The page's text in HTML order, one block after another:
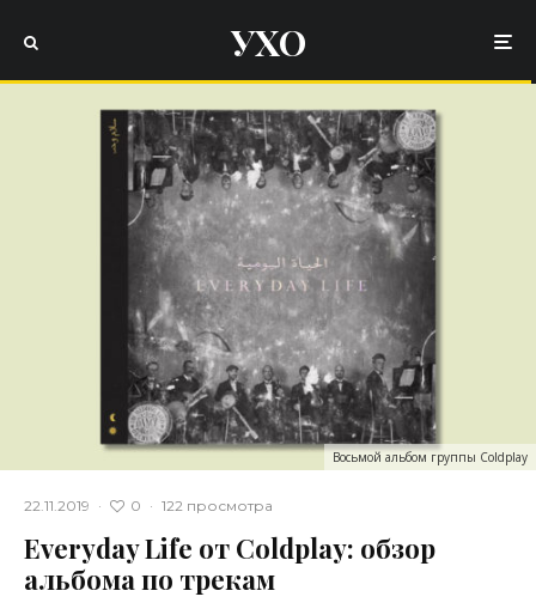
УХО
Восьмой альбом группы Coldplay
22.11.2019 · 0 · 122 просмотра
Everyday Life от Coldplay: обзор
альбома по трекам